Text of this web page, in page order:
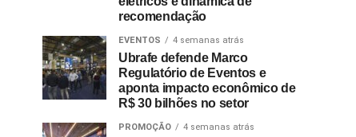
recomendação
EVENTOS 4 semanas atrás
Ubrafe defende Marco
Regulatório de Eventos e
aponta impacto econômico de
R$ 30 bilhões no setor
PROMOÇÃO 4 semanas atrás